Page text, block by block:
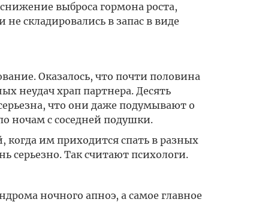
выброса гормона роста,
складировались в запас в виде
Оказалось, что почти половина
неудач храп партнера. Десять
что они даже подумывают о
ночам с соседней подушки.
им приходится спать в разных
серьезно. Так считают психологи.
ночного апноэ, а самое главное